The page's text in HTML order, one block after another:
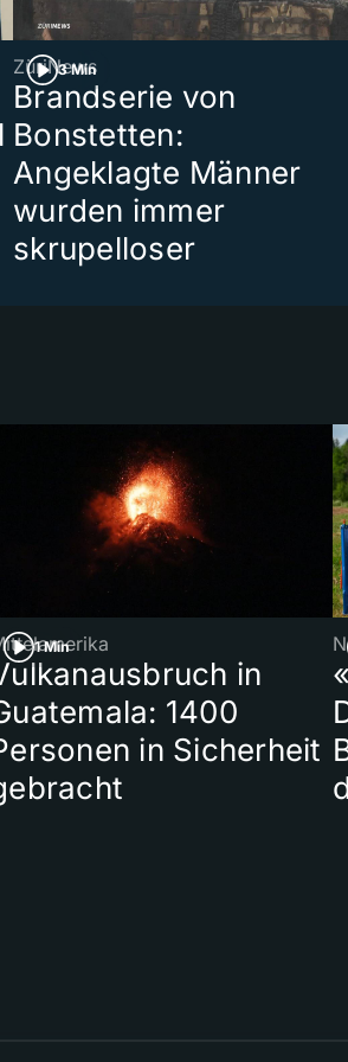
3 Min
ZüriNews
Brandserie von
Bonstetten:
Angeklagte Männer
wurden immer
skrupelloser
1 Min
in
1400
in Sicherheit